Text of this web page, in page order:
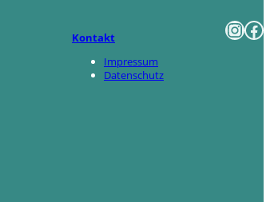
Kontakt
Impressum
Datenschutz
InstagramFacebook